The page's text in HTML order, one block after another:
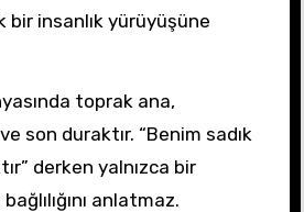
bir insanlık yürüyüşüne
toprak ana,
son duraktır. “Benim sadık
derken yalnızca bir
anlatmaz.